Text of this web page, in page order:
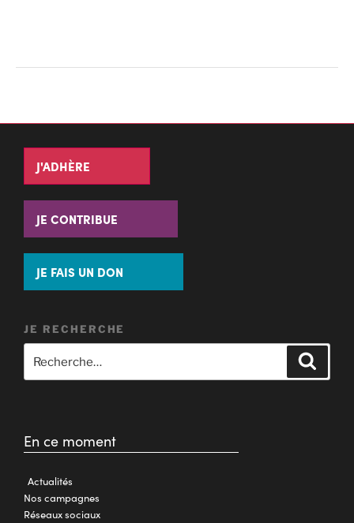
J'ADHÈRE
JE CONTRIBUE
JE FAIS UN DON
JE RECHERCHE
En ce moment
Actualités
Nos campagnes
Réseaux sociaux